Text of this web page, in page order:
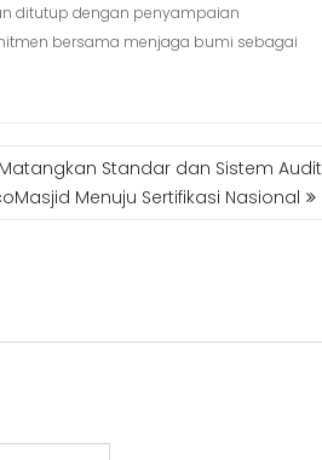
ditutup dengan penyampaian
bersama menjaga bumi sebagai
Matangkan Standar dan Sistem Audit
Menuju Sertifikasi Nasional